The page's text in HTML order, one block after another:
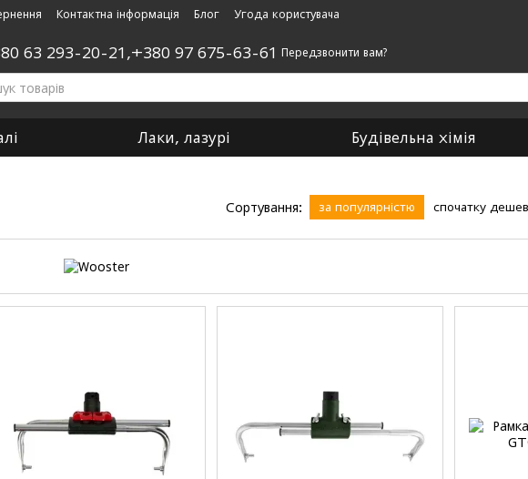
Контактна інформація Блог Угода користувача
63 293-20-21,+380 97 675-63-61 Передзвонити вам?
Лаки, лазурі Будівельна хімія
Сортування: за популярністю спочатку